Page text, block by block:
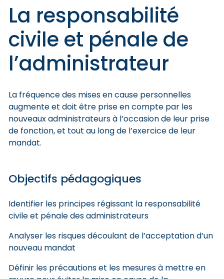
La responsabilité
civile et pénale de
l’administrateur
La fréquence des mises en cause personnelles
augmente et doit être prise en compte par les
nouveaux administrateurs à l’occasion de leur prise
de fonction, et tout au long de l’exercice de leur
mandat.
Objectifs pédagogiques
Identifier les principes régissant la responsabilité
civile et pénale des administrateurs
Analyser les risques découlant de l’acceptation d’un
nouveau mandat
Définir les précautions et les mesures à mettre en